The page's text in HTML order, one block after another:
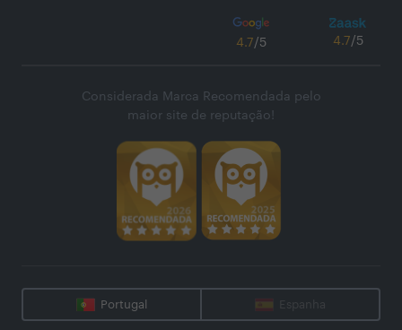
4.7/5 4.7/5
Considerada Marca Recomendada pelo
maior site de reputação!
Portugal Espanha